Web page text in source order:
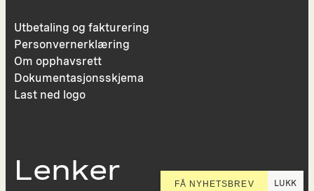
Utbetaling og fakturering
Personvernerklæring
Om opphavsrett
Dokumentasjonsskjema
Last ned logo
Lenker FÅ NYHETSBREV LUKK